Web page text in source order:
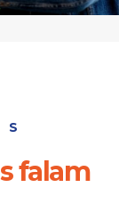
falam